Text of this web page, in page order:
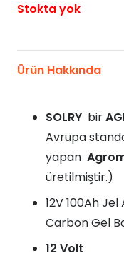
Stokta yok
Ürün Hakkında
SOLRY bir
Avrupa
yapan
üretilmiştir.)
12V 100Ah
Carbon Gel
12 Volt